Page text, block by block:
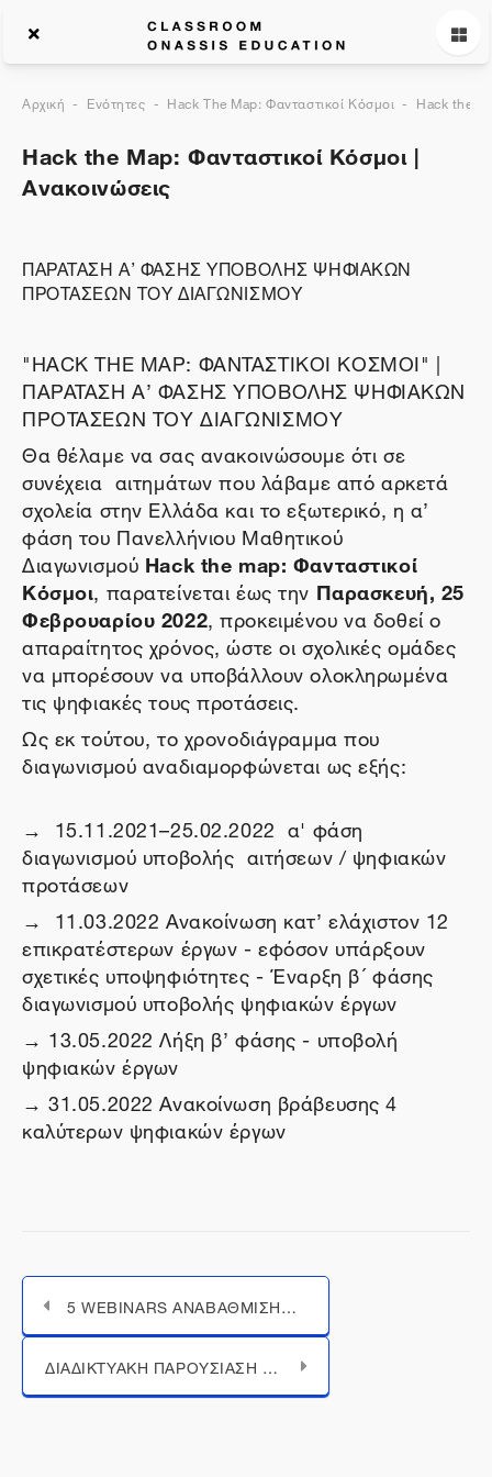
Αρχική Ενότητες Hack The Map: Φανταστικοί Κόσμοι Hack the
Hack the Map: Φανταστικοί Κόσμοι |
Ανακοινώσεις
ΠΑΡΑΤΑΣΗ Α’ ΦΑΣΗΣ ΥΠΟΒΟΛΗΣ ΨΗΦΙΑΚΩΝ
ΠΡΟΤΑΣΕΩΝ ΤΟΥ ΔΙΑΓΩΝΙΣΜΟΥ
"HACK THE MAP: ΦΑΝΤΑΣΤΙΚΟΙ ΚΟΣΜΟΙ" |
ΠΑΡΑΤΑΣΗ Α’ ΦΑΣΗΣ ΥΠΟΒΟΛΗΣ ΨΗΦΙΑΚΩΝ
ΠΡΟΤΑΣΕΩΝ ΤΟΥ ΔΙΑΓΩΝΙΣΜΟΥ
Θα θέλαμε να σας ανακοινώσουμε ότι σε
συνέχεια αιτημάτων που λάβαμε από αρκετά
σχολεία στην Ελλάδα και το εξωτερικό, η α’
φάση του Πανελλήνιου Μαθητικού
Διαγωνισμού Hack the map: Φανταστικοί
Κόσμοι, παρατείνεται έως την Παρασκευή, 25
Φεβρουαρίου 2022, προκειμένου να δοθεί ο
απαραίτητος χρόνος, ώστε οι σχολικές ομάδες
να μπορέσουν να υποβάλλουν ολοκληρωμένα
τις ψηφιακές τους προτάσεις.
Ως εκ τούτου, το χρονοδιάγραμμα που
διαγωνισμού αναδιαμορφώνεται ως εξής:
→ 15.11.2021–25.02.2022 α' φάση
διαγωνισμού υποβολής αιτήσεων / ψηφιακών
προτάσεων
→ 11.03.2022 Ανακοίνωση κατ’ ελάχιστον 12
επικρατέστερων έργων - εφόσον υπάρξουν
σχετικές υποψηφιότητες - Έναρξη β ́ φάσης
διαγωνισμού υποβολής ψηφιακών έργων
→ 13.05.2022 Λήξη β’ φάσης - υποβολή
ψηφιακών έργων
→ 31.05.2022 Ανακοίνωση βράβευσης 4
καλύτερων ψηφιακών έργων
5 WEBINARS ΑΝΑΒΑΘΜΙΣΗΣ ΔΕΞΙΟΤΗΤΩΝ | HACK THE MAP: ΦΑΝΤΑΣΤΙΚΟΙ ΚΟΣΜΟΙ
Μεταπήδηση σε...
ΔΙΑΔΙΚΤΥΑΚΗ ΠΑΡΟΥΣΙΑΣΗ ΠΑΝΕΛΛΗΝΙΟΥ ΜΑΘΗΤΙΚΟΥ ΔΙΑΓΩΝΙΣΜΟΥ "HACK THE MAP: ΦΑΝΤΑΣΤΙΚΟΙ ΚΟΣΜΟΙ"